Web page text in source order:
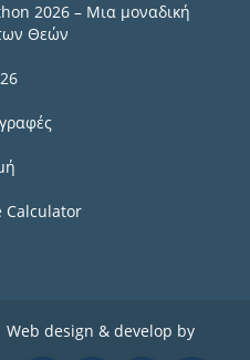
2026 – Μια μοναδική
Θεών
Calculator
design & develop by